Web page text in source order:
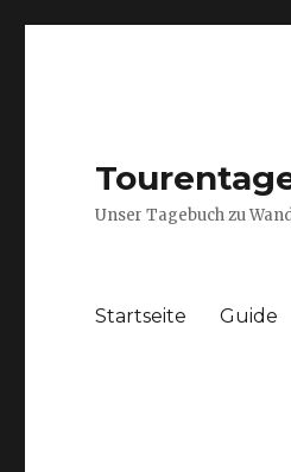
Unser Tagebuch zu
Startseite Guide